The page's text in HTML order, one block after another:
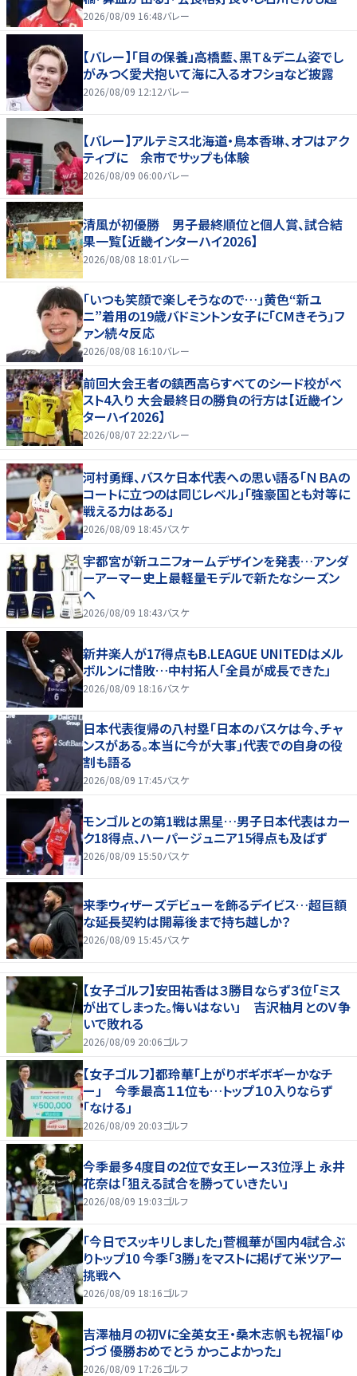
好いい」
2026/08/09 16:48バレー
【バレー】「目の保養」高橋藍、黒Ｔ＆デニム姿でし
がみつく愛犬抱いて海に入るオフショなど披露
2026/08/09 12:12バレー
【バレー】アルテミス北海道・鳥本香琳、オフはアク
ティブに 余市でサップも体験
2026/08/09 06:00バレー
清風が初優勝 男子最終順位と個人賞、試合結
果一覧【近畿インターハイ2026】
2026/08/08 18:01 バレー
「いつも笑顔で楽しそうなので…」黄色“新ユ
ニ”着用の19歳バドミントン女子に「CMきそう」フ
ァン続々反応
2026/08/08 16:10バレー
前回大会王者の鎮西高らすべてのシード校がベ
スト4入り 大会最終日の勝負の行方は【近畿イン
ターハイ2026】
2026/08/07 22:22バレー
河村勇輝、バスケ日本代表への思い語る「ＮＢＡの
コートに立つのは同じレベル」「強豪国とも対等に
戦える力はある」
2026/08/09 18:45バスケ
宇都宮が新ユニフォームデザインを発表…アンダ
ーアーマー史上最軽量モデルで新たなシーズン
へ
2026/08/09 18:43バスケ
新井楽人が17得点もB.LEAGUE UNITEDはメル
ボルンに惜敗…中村拓人「全員が成長できた」
2026/08/09 18:16バスケ
日本代表復帰の八村塁「日本のバスケは今、チャ
ンスがある。本当に今が大事」代表での自身の役
割も語る
2026/08/09 17:45バスケ
モンゴルとの第1戦は黒星…男子日本代表はカー
ク18得点、ハーパージュニア15得点も及ばず
2026/08/09 15:50バスケ
来季ウィザーズデビューを飾るデイビス…超巨額
な延長契約は開幕後まで持ち越しか？
2026/08/09 15:45バスケ
【女子ゴルフ】安田祐香は３勝目ならず３位「ミス
が出てしまった。悔いはない」 吉沢柚月とのＶ争
いで敗れる
2026/08/09 20:06ゴルフ
【女子ゴルフ】都玲華「上がりボギボギーかなチ
ー」 今季最高１１位も…トップ１０入りならず
「なける」
2026/08/09 20:03ゴルフ
今季最多4度目の2位で女王レース3位浮上 永井
花奈は「狙える試合を勝っていきたい」
2026/08/09 19:03ゴルフ
「今日でスッキリしました」菅楓華が国内4試合ぶ
りトップ10 今季「3勝」をマストに掲げて米ツアー
挑戦へ
2026/08/09 18:16ゴルフ
吉澤柚月の初Vに全英女王・桑木志帆も祝福「ゆ
づづ 優勝おめでとう かっこよかった」
2026/08/09 17:26ゴルフ